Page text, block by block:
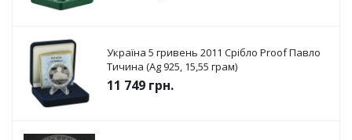
Україна 5 гривень 2011 Срібло Proof Павло
Тичина (Ag 925, 15,55 грам)
11 749 грн.